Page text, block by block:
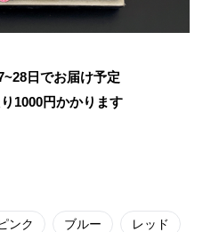
日でお届け予定
1000円かかります
ンク ブルー レッド